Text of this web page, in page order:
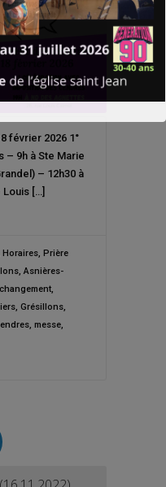
février 2026 1°
– 9h à Ste Marie
– 12h30 à
Louis […]
Horaires, Prière
, Asnières-
changement,
, Grésillons,
, messe,